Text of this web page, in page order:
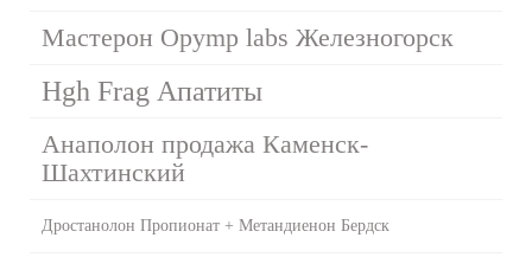
Мастерон Opymp labs Железногорск
Hgh Frag Апатиты
Анаполон продажа Каменск-
Шахтинский
Дростанолон Пропионат + Метандиенон Бердск